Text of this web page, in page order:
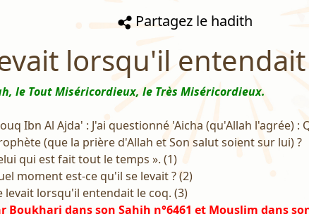
Partagez le hadith
lorsqu'il
le Tout Miséricordieux, le Très Miséricordieux.
Ibn Al Ajda' : J'ai questionné 'Aicha (qu'Allah l'agrée) :
(que la prière d'Allah et Son salut soient sur lui) ?
qui est fait tout le temps ». (1)
moment est-ce qu'il se levait ? (2)
levait lorsqu'il entendait le coq. (3)
Boukhari dans son Sahih n°6461 et Mouslim dans